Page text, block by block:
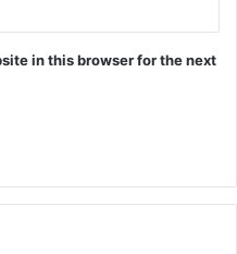
in this browser for the next